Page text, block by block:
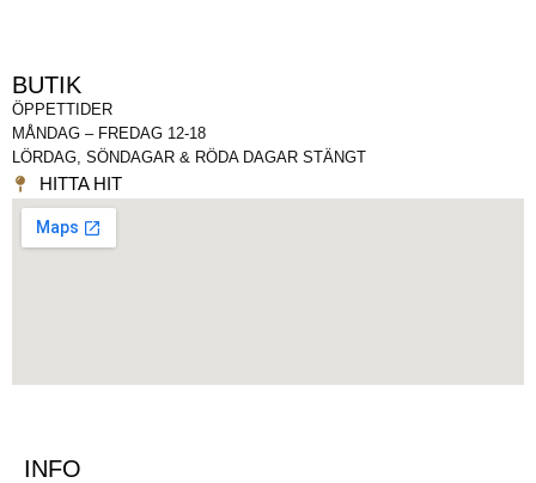
BUTIK
ÖPPETTIDER
MÅNDAG – FREDAG 12-18
LÖRDAG, SÖNDAGAR & RÖDA DAGAR STÄNGT
HITTA HIT
INFO